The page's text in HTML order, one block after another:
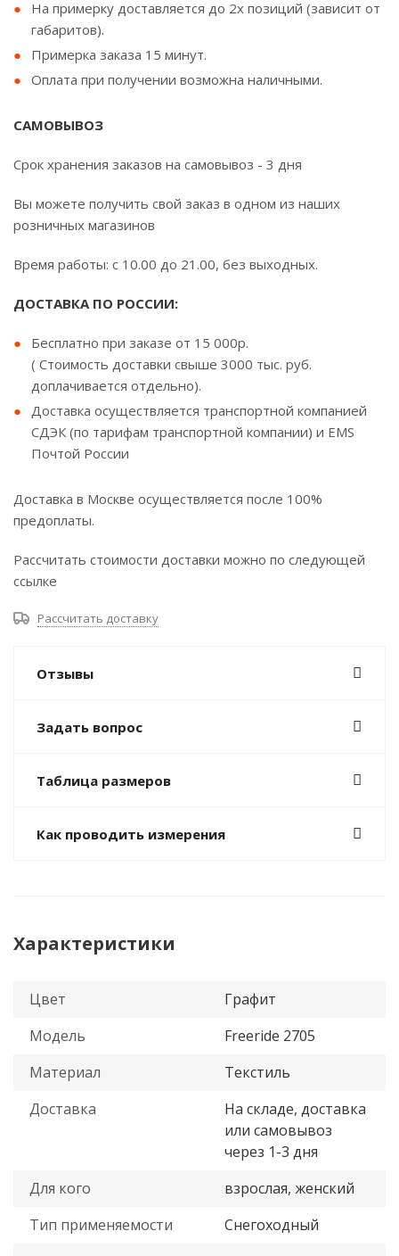
На примерку доставляется до 2х позиций (зависит от
габаритов).
Примерка заказа 15 минут.
Оплата при получении возможна наличными.
САМОВЫВОЗ
Срок хранения заказов на самовывоз - 3 дня
Вы можете получить свой заказ в одном из наших
розничных магазинов
Время работы: с 10.00 до 21.00, без выходных.
ДОСТАВКА ПО РОССИИ:
Бесплатно при заказе от 15 000р.
( Стоимость доставки свыше 3000 тыс. руб.
доплачивается отдельно).
Доставка осуществляется транспортной компанией
СДЭК (по тарифам транспортной компании) и EMS
Почтой России
Доставка в Москве осуществляется после 100%
предоплаты.
Рассчитать стоимости доставки можно по следующей
ссылке
Рассчитать доставку
Отзывы
Задать вопрос
Таблица размеров
Как проводить измерения
Характеристики
Цвет
Графит
Модель
Freeride 2705
Материал
Текстиль
Доставка
На складе, доставка
или самовывоз
через 1-3 дня
Для кого
взрослая, женский
Тип применяемости
Снегоходный